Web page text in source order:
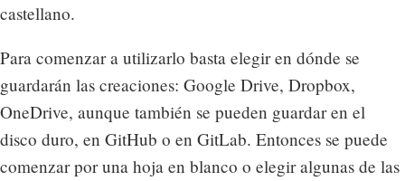
castellano.
Para comenzar a utilizarlo basta elegir en dónde se
guardarán las creaciones: Google Drive, Dropbox,
OneDrive, aunque también se pueden guardar en el
disco duro, en GitHub o en GitLab. Entonces se puede
comenzar por una hoja en blanco o elegir algunas de las